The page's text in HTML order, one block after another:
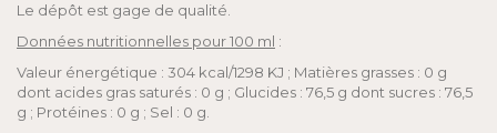
Le dépôt est gage de qualité.
Données nutritionnelles pour 100 ml :
Valeur énergétique : 304 kcal/1298 KJ ; Matières grasses : 0 g
dont acides gras saturés : 0 g ; Glucides : 76,5 g dont sucres : 76,5
g ; Protéines : 0 g ; Sel : 0 g.